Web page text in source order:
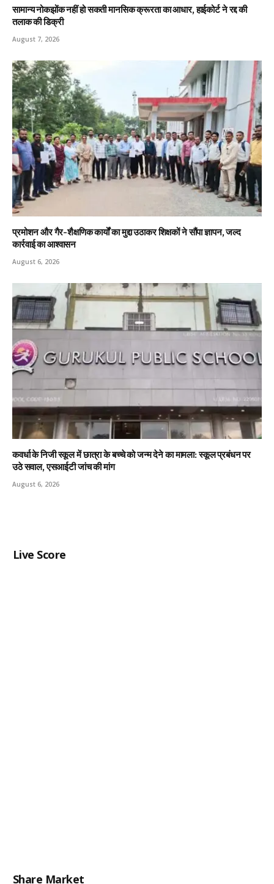
सामान्य नोकझोंक नहीं हो सकती मानसिक क्रूरता का आधार, हाईकोर्ट ने रद्द की
तलाक की डिक्री
August 7, 2026
प्रमोशन और गैर-शैक्षणिक कार्यों का मुद्दा उठाकर शिक्षकों ने सौंपा ज्ञापन, जल्द
कार्रवाई का आश्वासन
August 6, 2026
कवर्धा के निजी स्कूल में छात्रा के बच्चे को जन्म देने का मामला: स्कूल प्रबंधन पर
उठे सवाल, एसआईटी जांच की मांग
August 6, 2026
Live Score
Share Market